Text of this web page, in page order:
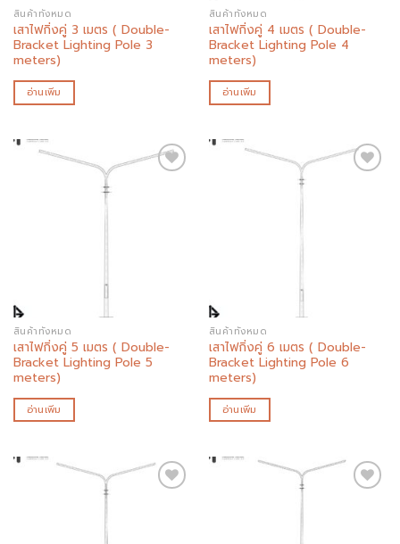
สินค้าทั้งหมด
เสาไฟกิ่งคู่ 3 เมตร ( Double-
Bracket Lighting Pole 3
meters)
อ่านเพิ่ม
สินค้าทั้งหมด
เสาไฟกิ่งคู่ 4 เมตร ( Double-
Bracket Lighting Pole 4
meters)
อ่านเพิ่ม
สินค้าทั้งหมด
เสาไฟกิ่งคู่ 5 เมตร ( Double-
Bracket Lighting Pole 5
meters)
อ่านเพิ่ม
สินค้าทั้งหมด
เสาไฟกิ่งคู่ 6 เมตร ( Double-
Bracket Lighting Pole 6
meters)
อ่านเพิ่ม